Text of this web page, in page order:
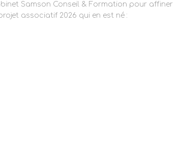
Samson Conseil & Formation pour affiner
associatif 2026 qui en est né :